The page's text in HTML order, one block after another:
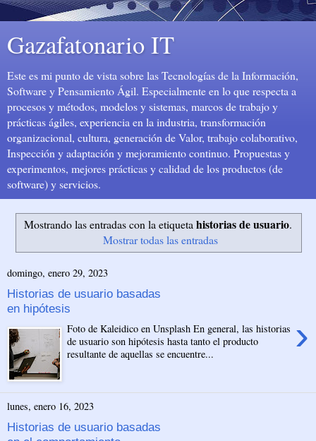
Gazafatonario IT
Este es mi punto de vista sobre las Tecnologías de la Información,
Software y Pensamiento Ágil. Especialmente en lo que respecta a
procesos y métodos, modelos y sistemas, marcos de trabajo y
prácticas ágiles, experiencia en la industria, transformación
organizacional, cultura, generación de Valor, trabajo colaborativo,
Inspección y adaptación y mejoramiento continuo. Propuestas y
experimentos, mejores prácticas y calidad de los productos (de
software) y servicios.
Mostrando las entradas con la etiqueta historias de usuario.
Mostrar todas las entradas
domingo, enero 29, 2023
Historias de usuario basadas
en hipótesis
›
Foto de Kaleidico en Unsplash En general, las historias
de usuario son hipótesis hasta tanto el producto
resultante de aquellas se encuentre...
lunes, enero 16, 2023
Historias de usuario basadas